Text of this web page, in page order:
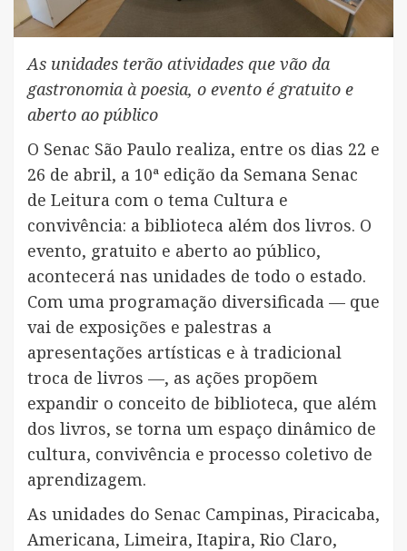
As unidades terão atividades que vão da
gastronomia à poesia, o evento é gratuito e
aberto ao público
O Senac São Paulo realiza, entre os dias 22 e
26 de abril, a 10ª edição da Semana Senac
de Leitura com o tema Cultura e
convivência: a biblioteca além dos livros. O
evento, gratuito e aberto ao público,
acontecerá nas unidades de todo o estado.
Com uma programação diversificada — que
vai de exposições e palestras a
apresentações artísticas e à tradicional
troca de livros —, as ações propõem
expandir o conceito de biblioteca, que além
dos livros, se torna um espaço dinâmico de
cultura, convivência e processo coletivo de
aprendizagem.
As unidades do Senac Campinas, Piracicaba,
Americana, Limeira, Itapira, Rio Claro,